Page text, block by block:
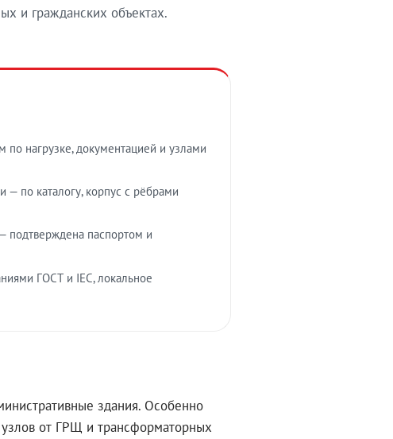
и гражданских объектах.
нагрузке, документацией и узлами
по каталогу, корпус с рёбрами
подтверждена паспортом и
ГОСТ и IEC, локальное
здания. Особенно
узлов от ГРЩ и трансформаторных